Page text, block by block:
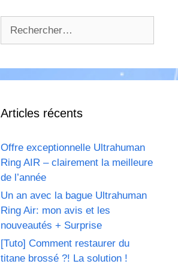
Articles récents
Offre exceptionnelle Ultrahuman
Ring AIR – clairement la meilleure
de l’année
Un an avec la bague Ultrahuman
Ring Air: mon avis et les
nouveautés + Surprise
[Tuto] Comment restaurer du
titane brossé ?! La solution !